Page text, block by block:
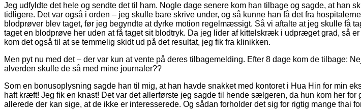
Jeg udfyldte det hele og sendte det til ham. Nogle dage senere kom han tilbage og sagde, at han
tidligere. Det var også i orden – jeg skulle bare skrive under, og så kunne han få det fra
blodprøver blev taget, før jeg begyndte at dyrke motion regelmæssigt. Så vi aftalte at jeg skulle få
taget en blodprøve her uden at få taget sit blodtryk. Da jeg lider af kittelskræk i udpræget grad, så
kom det også til at se temmelig skidt ud på det resultat, jeg fik fra klinikken.
Men pyt nu med det – der var kun at vente på deres tilbagemelding. Efter 8 dage kom de tilbage:
alverden skulle de så med mine journaler??
Som en bonusoplysning sagde han til mig, at han havde snakket med kontoret i Hua Hin for min
haft kræft! Jeg fik en knast! Det var det allerførste jeg sagde til hende sælgeren, da hun kom her
allerede der kan sige, at de ikke er interesserede. Og sådan forholder det sig for rigtig mange thai